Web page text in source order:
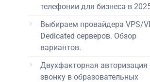
телефонии для бизнеса в
Выбираем провайдера VPS/
Dedicated серверов. Обзор
вариантов.
Двухфакторная авторизация
звонку в образовательных